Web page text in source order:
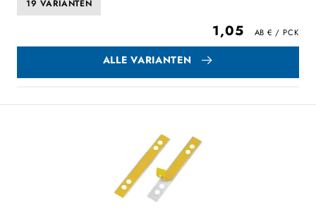
19 VARIANTEN
1,05
ALLE VARIANTEN